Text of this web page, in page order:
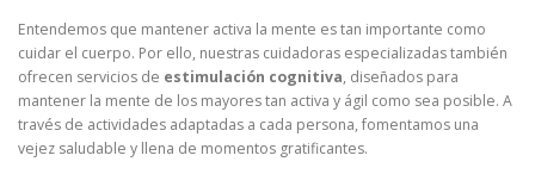
Entendemos que mantener activa la mente es tan importante como
cuidar el cuerpo. Por ello, nuestras cuidadoras especializadas también
ofrecen servicios de estimulación cognitiva, diseñados para
mantener la mente de los mayores tan activa y ágil como sea posible. A
través de actividades adaptadas a cada persona, fomentamos una
vejez saludable y llena de momentos gratificantes.